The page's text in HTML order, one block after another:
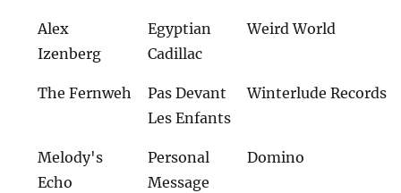
Alex
Izenberg
Egyptian
Cadillac
Weird World
The Fernweh
Pas Devant
Les Enfants
Winterlude Records
Melody's
Echo
Personal
Message
Domino